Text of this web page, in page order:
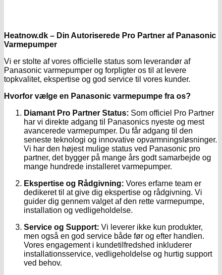
Heatnow.dk – Din Autoriserede Pro Partner af Panasonic
Varmepumper
Vi er stolte af vores officielle status som leverandør af
Panasonic varmepumper og forpligter os til at levere
topkvalitet, ekspertise og god service til vores kunder.
Hvorfor vælge en Panasonic varmepumpe fra os?
Diamant Pro Partner Status: Som officiel Pro Partner
har vi direkte adgang til Panasonics nyeste og mest
avancerede varmepumper. Du får adgang til den
seneste teknologi og innovative opvarmningsløsninger.
Vi har den højest mulige status ved Panasonic pro
partner, det bygger på mange års godt samarbejde og
mange hundrede installeret varmepumper.
Ekspertise og Rådgivning: Vores erfarne team er
dedikeret til at give dig ekspertise og rådgivning. Vi
guider dig gennem valget af den rette varmepumpe,
installation og vedligeholdelse.
Service og Support: Vi leverer ikke kun produkter,
men også en god service både før og efter handlen.
Vores engagement i kundetilfredshed inkluderer
installationsservice, vedligeholdelse og hurtig support
ved behov.